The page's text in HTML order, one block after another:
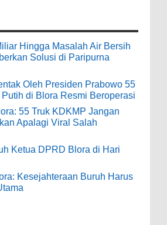
Bupati Blora: 55 Truk KDKMP Jangan
Disewakan Apalagi Viral Salah
kami study banding di akir
ini ?
:
mudahan dengan jalan yang
ekonomi masyarakat
:
Hingga Masalah Air Bersih
Solusi di Paripurna
Oleh Presiden Prabowo 55
di Blora Resmi Beroperasi
55 Truk KDKMP Jangan
Apalagi Viral Salah
Ketua DPRD Blora di Hari
Kesejahteraan Buruh Harus